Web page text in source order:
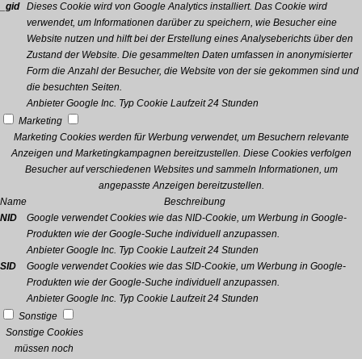
_gid
Dieses Cookie wird von Google Analytics installiert. Das Cookie wird
verwendet, um Informationen darüber zu speichern, wie Besucher eine
Website nutzen und hilft bei der Erstellung eines Analyseberichts über den
Zustand der Website. Die gesammelten Daten umfassen in anonymisierter
Form die Anzahl der Besucher, die Website von der sie gekommen sind und
die besuchten Seiten.
Anbieter Google Inc. Typ Cookie Laufzeit 24 Stunden
Marketing
Marketing Cookies werden für Werbung verwendet, um Besuchern relevante
Anzeigen und Marketingkampagnen bereitzustellen. Diese Cookies verfolgen
Besucher auf verschiedenen Websites und sammeln Informationen, um
angepasste Anzeigen bereitzustellen.
Name
Beschreibung
NID
Google verwendet Cookies wie das NID-Cookie, um Werbung in Google-
Produkten wie der Google-Suche individuell anzupassen.
Anbieter Google Inc. Typ Cookie Laufzeit 24 Stunden
SID
Google verwendet Cookies wie das SID-Cookie, um Werbung in Google-
Produkten wie der Google-Suche individuell anzupassen.
Anbieter Google Inc. Typ Cookie Laufzeit 24 Stunden
Sonstige
Sonstige Cookies
müssen noch